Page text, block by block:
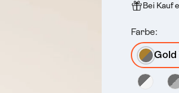
Bei Kauf
Farbe:
Gold